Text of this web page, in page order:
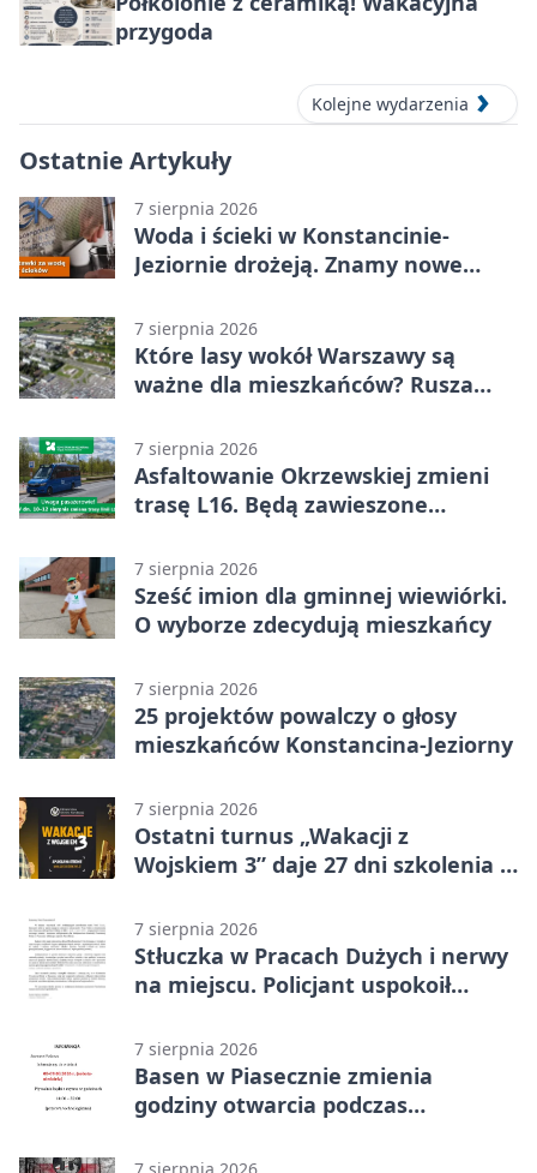
przygoda
Kolejne wydarzenia
Ostatnie Artykuły
7 sierpnia 2026
Woda i ścieki w Konstancinie-
Jeziornie drożeją. Znamy nowe
7 sierpnia 2026
Które lasy wokół Warszawy są
ważne dla mieszkańców? Rusza
7 sierpnia 2026
Asfaltowanie Okrzewskiej zmieni
trasę L16. Będą zawieszone
7 sierpnia 2026
Sześć imion dla gminnej wiewiórki.
O wyborze zdecydują mieszkańcy
7 sierpnia 2026
25 projektów powalczy o głosy
mieszkańców Konstancina-Jeziorny
7 sierpnia 2026
Ostatni turnus „Wakacji z
Wojskiem 3” daje 27 dni szkolenia i
7 sierpnia 2026
Stłuczka w Pracach Dużych i nerwy
na miejscu. Policjant uspokoił
7 sierpnia 2026
Basen w Piasecznie zmienia
godziny otwarcia podczas